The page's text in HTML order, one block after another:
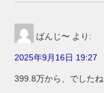
ばんじ〜 より:
2025年9月16日 19:27
399.8万から、でしたね